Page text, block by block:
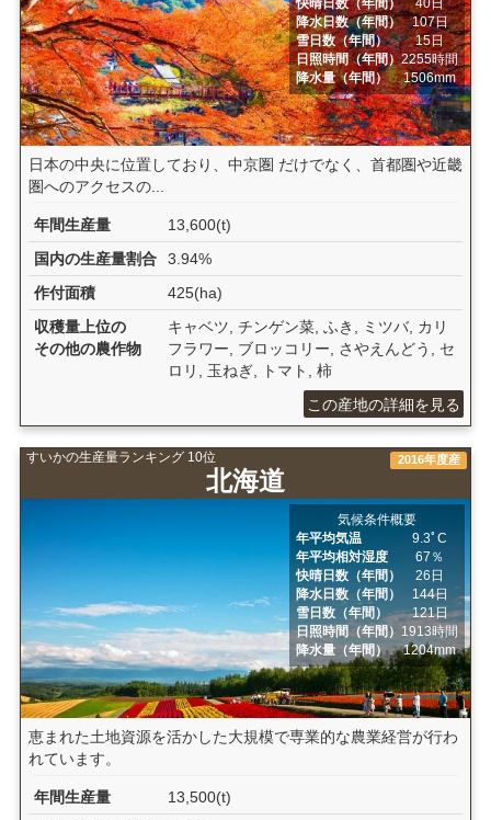
快晴日数（年間）
40日
降水日数（年間）
107日
雪日数（年間）
15日
日照時間（年間）2255時間
降水量（年間）
1506mm
日本の中央に位置しており、中京圏 だけでなく、首都圏や近畿
圏へのアクセスの...
年間生産量
13,600(t)
国内の生産量割合
3.94%
作付面積
425(ha)
収穫量上位の
その他の農作物
キャベツ, チンゲン菜, ふき, ミツバ, カリ
フラワー, ブロッコリー, さやえんどう, セ
ロリ, 玉ねぎ, トマト, 柿
この産地の詳細を見る
すいかの生産量ランキング 10位
北海道
2016年度産
気候条件概要
年平均気温
9.3ﾟC
年平均相対湿度
67％
快晴日数（年間）
26日
降水日数（年間）
144日
雪日数（年間）
121日
日照時間（年間） 1913時間
降水量（年間）
1204mm
恵まれた土地資源を活かした大規模で専業的な農業経営が行わ
れています。
年間生産量
13,500(t)